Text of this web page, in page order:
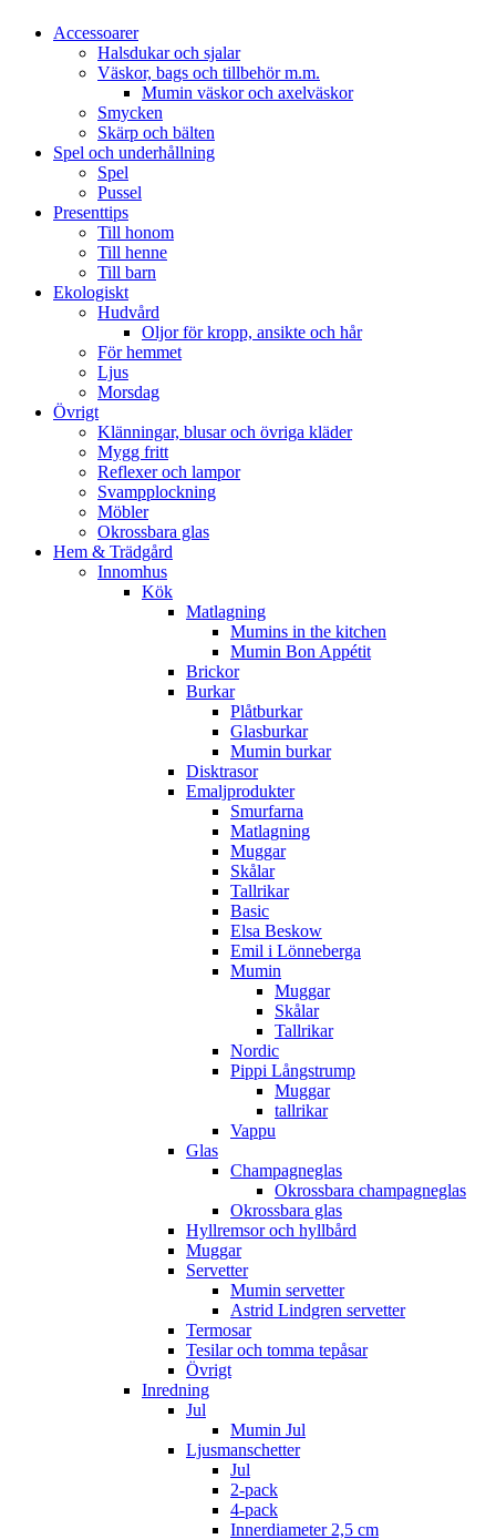
Accessoarer
Halsdukar och sjalar
Väskor, bags och tillbehör m.m.
Mumin väskor och axelväskor
Smycken
Skärp och bälten
Spel och underhållning
Spel
Pussel
Presenttips
Till honom
Till henne
Till barn
Ekologiskt
Hudvård
Oljor för kropp, ansikte och hår
För hemmet
Ljus
Morsdag
Övrigt
Klänningar, blusar och övriga kläder
Mygg fritt
Reflexer och lampor
Svampplockning
Möbler
Okrossbara glas
Hem & Trädgård
Innomhus
Kök
Matlagning
Mumins in the kitchen
Mumin Bon Appétit
Brickor
Burkar
Plåtburkar
Glasburkar
Mumin burkar
Disktrasor
Emaljprodukter
Smurfarna
Matlagning
Muggar
Skålar
Tallrikar
Basic
Elsa Beskow
Emil i Lönneberga
Mumin
Muggar
Skålar
Tallrikar
Nordic
Pippi Långstrump
Muggar
tallrikar
Vappu
Glas
Champagneglas
Okrossbara champagneglas
Okrossbara glas
Hyllremsor och hyllbård
Muggar
Servetter
Mumin servetter
Astrid Lindgren servetter
Termosar
Tesilar och tomma tepåsar
Övrigt
Inredning
Jul
Mumin Jul
Ljusmanschetter
Jul
2-pack
4-pack
Innerdiameter 2,5 cm